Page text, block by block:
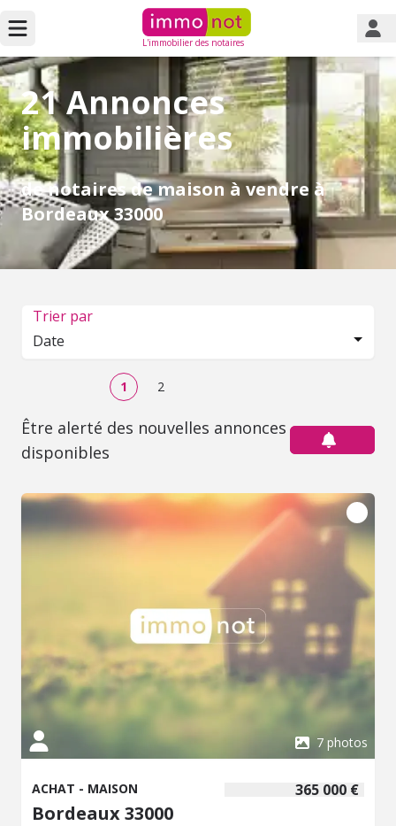
L'immobilier des notaires
21 Annonces
immobilières
de notaires de maison à vendre à
Bordeaux 33000
Trier par
Date
1 2
Être alerté des nouvelles annonces
disponibles
7 photos
365 000 €
ACHAT - MAISON
Bordeaux 33000